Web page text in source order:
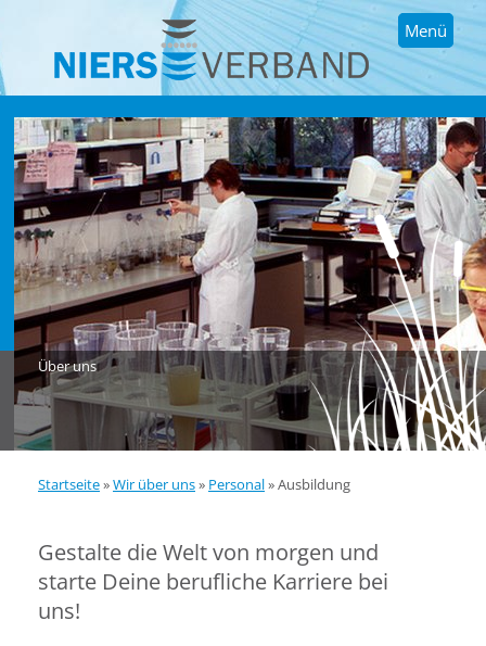
Menü
Über uns
Startseite»Wir über uns» Personal»Ausbildung
Gestalte die Welt von morgen und
starte Deine berufliche Karriere bei
uns!